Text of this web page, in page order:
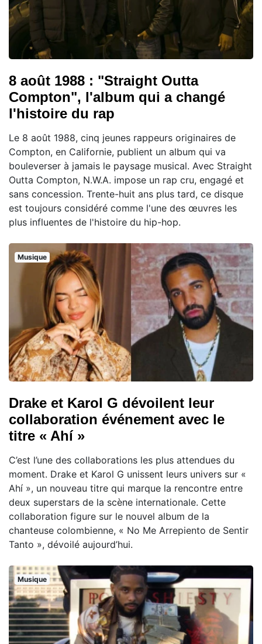
8 août 1988 : "Straight Outta
Compton", l'album qui a changé
l'histoire du rap
Le 8 août 1988, cinq jeunes rappeurs originaires de
Compton, en Californie, publient un album qui va
bouleverser à jamais le paysage musical. Avec Straight
Outta Compton, N.W.A. impose un rap cru, engagé et
sans concession. Trente-huit ans plus tard, ce disque
est toujours considéré comme l'une des œuvres les
plus influentes de l'histoire du hip-hop.
Musique
Drake et Karol G dévoilent leur
collaboration événement avec le
titre « Ahí »
C’est l’une des collaborations les plus attendues du
moment. Drake et Karol G unissent leurs univers sur «
Ahí », un nouveau titre qui marque la rencontre entre
deux superstars de la scène internationale. Cette
collaboration figure sur le nouvel album de la
chanteuse colombienne, « No Me Arrepiento de Sentir
Tanto », dévoilé aujourd’hui.
Musique